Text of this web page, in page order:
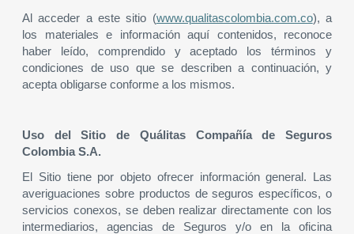
Al acceder a este sitio (www.qualitascolombia.com.co), a
los materiales e información aquí contenidos, reconoce
haber leído, comprendido y aceptado los términos y
condiciones de uso que se describen a continuación, y
acepta obligarse conforme a los mismos.
Uso del Sitio de Quálitas Compañía de Seguros
Colombia S.A.
El Sitio tiene por objeto ofrecer información general. Las
averiguaciones sobre productos de seguros específicos, o
servicios conexos, se deben realizar directamente con los
intermediarios, agencias de Seguros y/o en la oficina